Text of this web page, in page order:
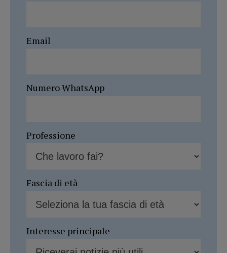
Email
Numero WhatsApp
Professione
Fascia di età
Interesse principale